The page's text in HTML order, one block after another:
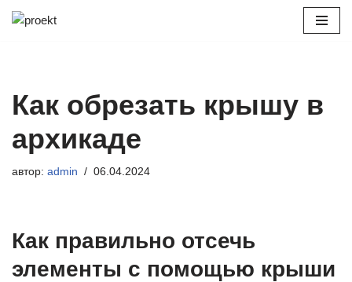
Как обрезать крышу в
архикаде
автор: admin 06.04.2024
Как правильно отсечь
элементы с помощью крыши